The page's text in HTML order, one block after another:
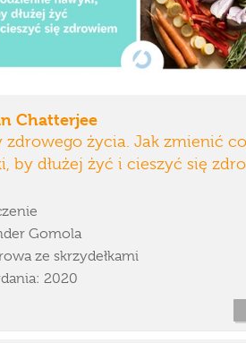
Chatterjee
zdrowego życia. Jak zmienić
by dłużej żyć i cieszyć się
Gomola
ze skrzydełkami
2020